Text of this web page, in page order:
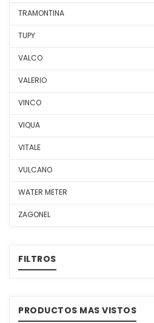
TRAMONTINA
TUPY
VALCO
VALERIO
VINCO
VIQUA
VITALE
VULCANO
WATER METER
ZAGONEL
FILTROS
PRODUCTOS MAS VISTOS